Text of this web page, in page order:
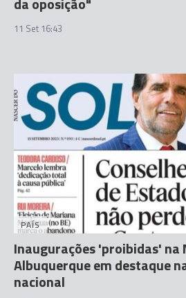
11 Set 16:43
PAÍS
Inaugurações 'proibidas' na
Albuquerque em destaque
nacional